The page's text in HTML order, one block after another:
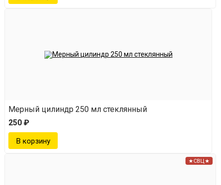
Мерный цилиндр 250 мл стеклянный
250 ₽
★СВЦ★